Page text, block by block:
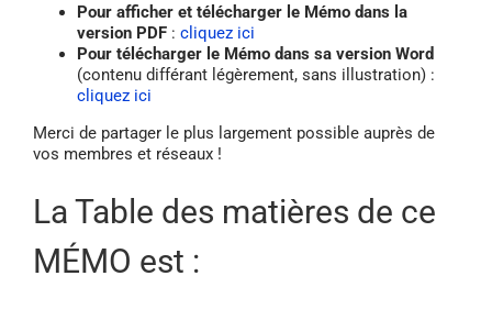
Pour afficher et télécharger le Mémo dans la
version PDF : cliquez ici
Pour télécharger le Mémo dans sa version Word
(contenu différant légèrement, sans illustration) :
cliquez ici
Merci de partager le plus largement possible auprès de
vos membres et réseaux !
La Table des matières de ce
MÉMO est :